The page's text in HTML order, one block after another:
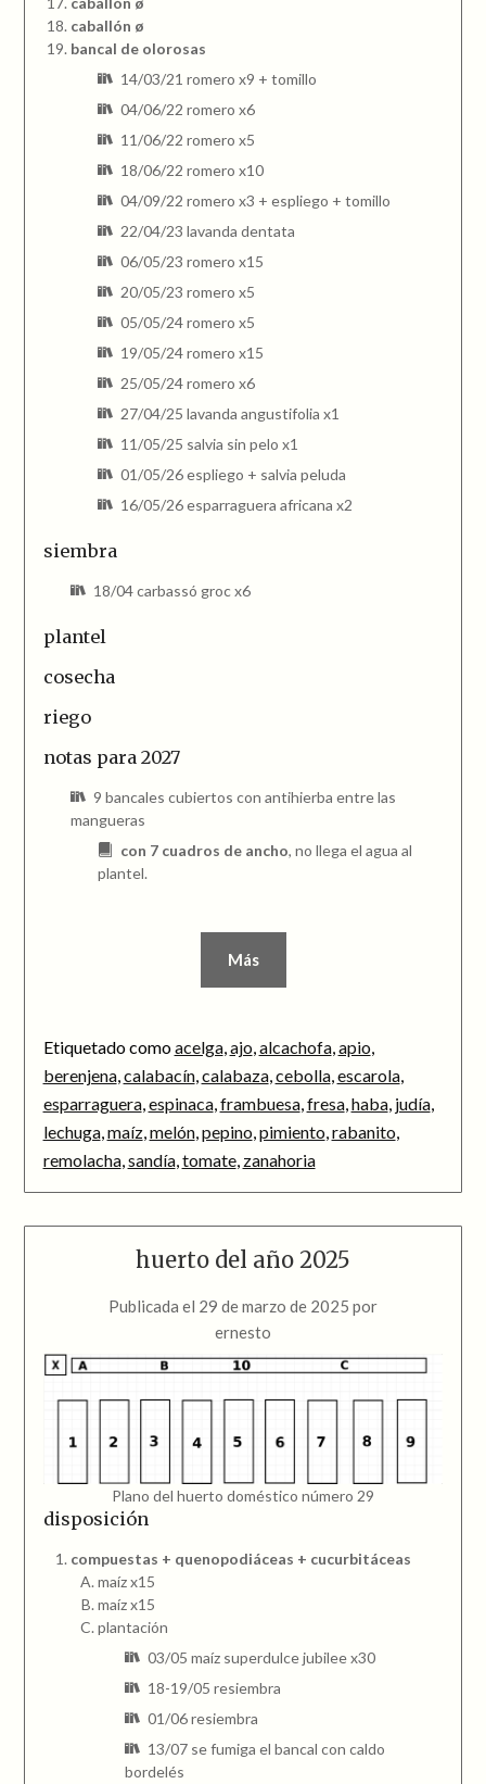
caballón ø
bancal de olorosas
14/03/21 romero x9 + tomillo
04/06/22 romero x6
11/06/22 romero x5
18/06/22 romero x10
04/09/22 romero x3 + espliego + tomillo
22/04/23 lavanda dentata
06/05/23 romero x15
20/05/23 romero x5
05/05/24 romero x5
19/05/24 romero x15
25/05/24 romero x6
27/04/25 lavanda angustifolia x1
11/05/25 salvia sin pelo x1
01/05/26 espliego + salvia peluda
16/05/26 esparraguera africana x2
siembra
18/04 carbassó groc x6
plantel
cosecha
riego
notas para 2027
9 bancales cubiertos con antihierba entre las
mangueras
con 7 cuadros de ancho, no llega el agua al
plantel.
Más
Etiquetado comoacelga, ajo, alcachofa, apio,
berenjena, calabacín, calabaza, cebolla, escarola,
esparraguera, espinaca, frambuesa, fresa, haba, judía,
lechuga, maíz, melón, pepino, pimiento, rabanito,
remolacha, sandía, tomate, zanahoria
huerto del año 2025
Publicada el 29 de marzo de 2025 por
ernesto
Plano del huerto doméstico número 29
disposición
compuestas + quenopodiáceas + cucurbitáceas
maíz x15
maíz x15
plantación
03/05 maíz superdulce jubilee x30
18-19/05 resiembra
01/06 resiembra
13/07 se fumiga el bancal con caldo
bordelés